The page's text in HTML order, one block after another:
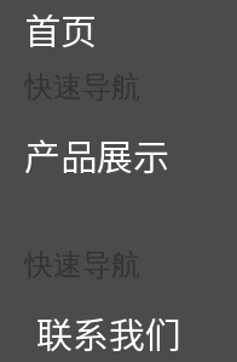
首页
快速导航
产品展示
快速导航
联系我们